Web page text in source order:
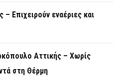
Επιχειρούν εναέριες και
Αττικής – Χωρίς
στη Θέρμη